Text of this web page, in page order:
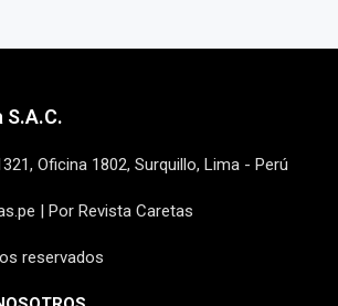
S.A.C.
Oficina 1802, Surquillo, Lima - Perú
| Por Revista Caretas
reservados